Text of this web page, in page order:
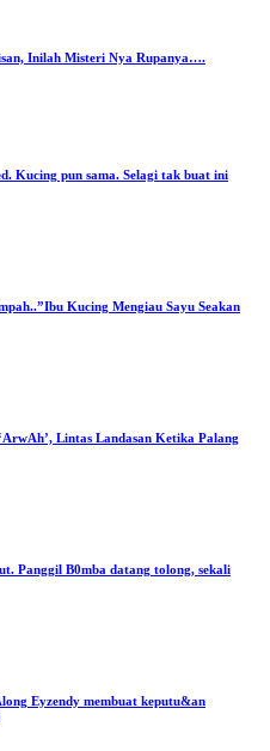
Inilah Misteri Nya Rupanya….
Kucing pun sama. Selagi tak buat ini
Kucing Mengiau Sayu Seakan
Lintas Landasan Ketika Palang
Panggil B0mba datang tolong, sekali
Eyzendy membuat keputu&an